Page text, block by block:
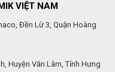
VIỆT NAM
Đền Lừ 3, Quận Hoàng
Huyện Văn Lâm, Tỉnh Hưng